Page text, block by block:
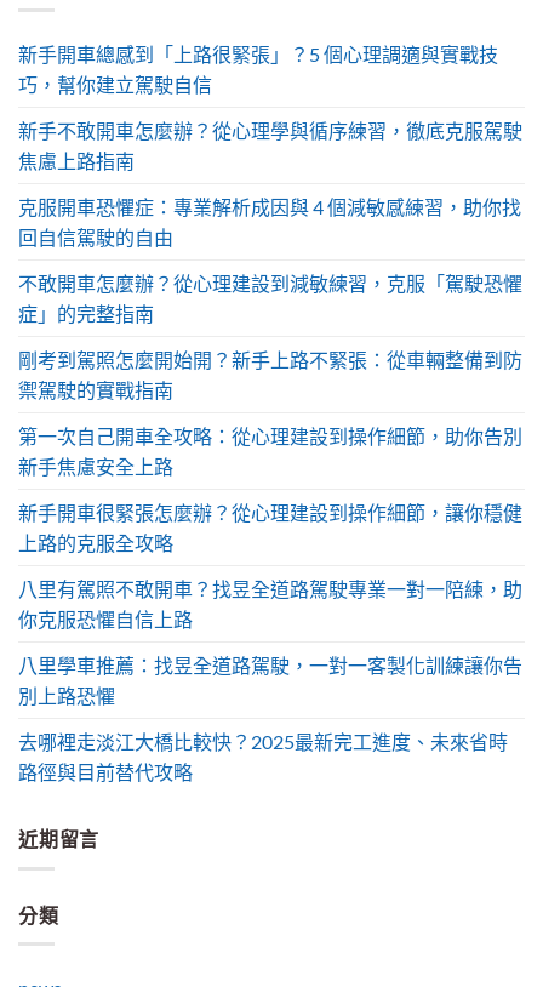
新手開車總感到「上路很緊張」？5 個心理調適與實戰技
巧，幫你建立駕駛自信
新手不敢開車怎麼辦？從心理學與循序練習，徹底克服駕駛
焦慮上路指南
克服開車恐懼症：專業解析成因與 4 個減敏感練習，助你找
回自信駕駛的自由
不敢開車怎麼辦？從心理建設到減敏練習，克服「駕駛恐懼
症」的完整指南
剛考到駕照怎麼開始開？新手上路不緊張：從車輛整備到防
禦駕駛的實戰指南
第一次自己開車全攻略：從心理建設到操作細節，助你告別
新手焦慮安全上路
新手開車很緊張怎麼辦？從心理建設到操作細節，讓你穩健
上路的克服全攻略
八里有駕照不敢開車？找昱全道路駕駛專業一對一陪練，助
你克服恐懼自信上路
八里學車推薦：找昱全道路駕駛，一對一客製化訓練讓你告
別上路恐懼
去哪裡走淡江大橋比較快？2025最新完工進度、未來省時
路徑與目前替代攻略
近期留言
分類